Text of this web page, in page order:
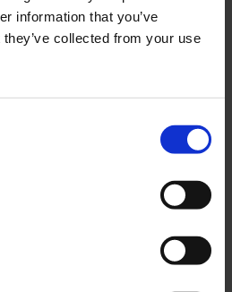
information that you’ve
collected from your use